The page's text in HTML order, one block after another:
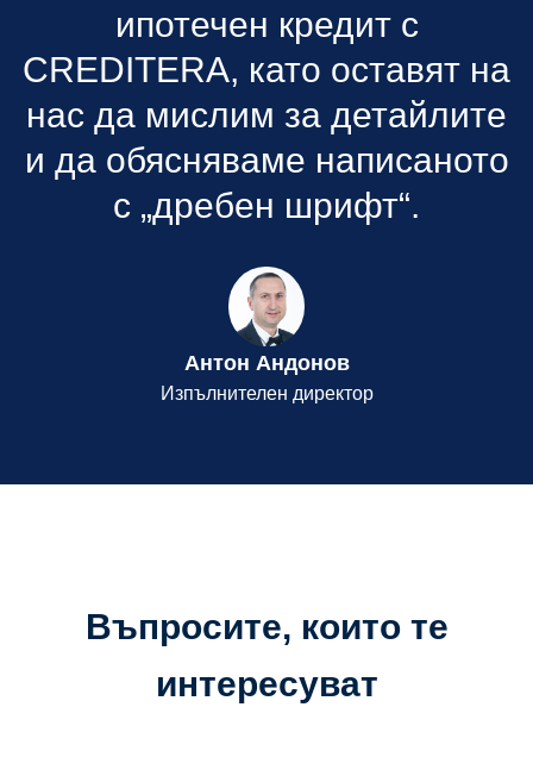
ипотечен кредит с
CREDITERA, като оставят на
нас да мислим за детайлите
и да обясняваме написаното
с „дребен шрифт“.
Антон Андонов
Изпълнителен директор
Въпросите, които те
интересуват